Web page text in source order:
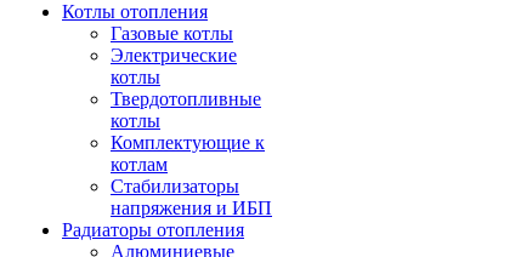
Котлы отопления
Газовые котлы
Электрические
котлы
Твердотопливные
котлы
Комплектующие к
котлам
Стабилизаторы
напряжения и ИБП
Радиаторы отопления
Алюминиевые